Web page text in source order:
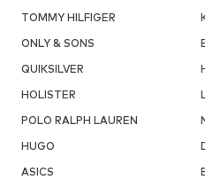
TOMMY HILFIGER
ONLY & SONS
QUIKSILVER
HOLISTER
POLO RALPH LAUREN
HUGO
ASICS